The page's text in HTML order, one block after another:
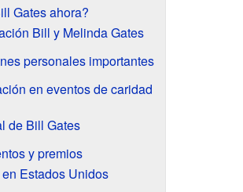
Gates ahora?
Bill y Melinda Gates
personales importantes
en eventos de caridad
de Bill Gates
y premios
Estados Unidos